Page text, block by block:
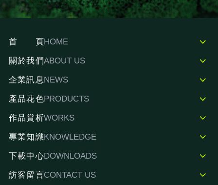
首頁 HOME
關於我們ABOUT US
企業訊息NEWS
產品花色PRODUCTS
作品賞析WORKS
專業知識KNOWLEDGE
下載中心DOWNLOADS
訪客留言CONTACT US